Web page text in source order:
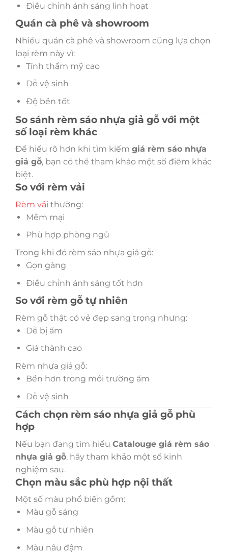
Điều chỉnh ánh sáng linh hoạt
Quán cà phê và showroom
Nhiều quán cà phê và showroom cũng lựa chọn
loại rèm này vì:
Tính thẩm mỹ cao
Dễ vệ sinh
Độ bền tốt
So sánh rèm sáo nhựa giả gỗ với một
số loại rèm khác
Để hiểu rõ hơn khi tìm kiếm giá rèm sáo nhựa
giả gỗ, bạn có thể tham khảo một số điểm khác
biệt.
So với rèm vải
Rèm vải thường:
Mềm mại
Phù hợp phòng ngủ
Trong khi đó rèm sáo nhựa giả gỗ:
Gọn gàng
Điều chỉnh ánh sáng tốt hơn
So với rèm gỗ tự nhiên
Rèm gỗ thật có vẻ đẹp sang trọng nhưng:
Dễ bị ẩm
Giá thành cao
Rèm nhựa giả gỗ:
Bền hơn trong môi trường ẩm
Dễ vệ sinh
Cách chọn rèm sáo nhựa giả gỗ phù
hợp
Nếu bạn đang tìm hiểu Catalouge giá rèm sáo
nhựa giả gỗ, hãy tham khảo một số kinh
nghiệm sau.
Chọn màu sắc phù hợp nội thất
Một số màu phổ biến gồm:
Màu gỗ sáng
Màu gỗ tự nhiên
Màu nâu đậm